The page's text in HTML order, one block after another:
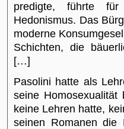
predigte, führte
Hedonismus. Das
moderne
Schichten, die
[…]
Pasolini hatte als
seine
keine Lehren hatte,
seinen Romanen die